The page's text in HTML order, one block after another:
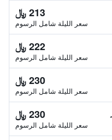
213 ﷼
سعر الليلة شامل الرسوم
222 ﷼
سعر الليلة شامل الرسوم
230 ﷼
سعر الليلة شامل الرسوم
230 ﷼
سعر الليلة شامل الرسوم